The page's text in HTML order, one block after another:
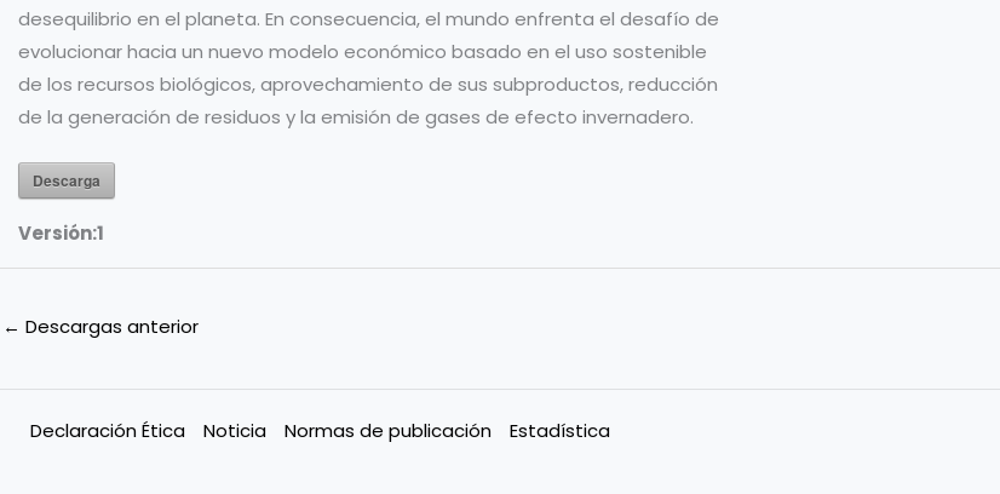
desequilibrio en el planeta. En consecuencia, el mundo enfrenta el desafío de
evolucionar hacia un nuevo modelo económico basado en el uso sostenible
de los recursos biológicos, aprovechamiento de sus subproductos, reducción
de la generación de residuos y la emisión de gases de efecto invernadero.
Descarga
Versión:1
← Descargas anterior
Declaración Ética Noticia Normas de publicación Estadística